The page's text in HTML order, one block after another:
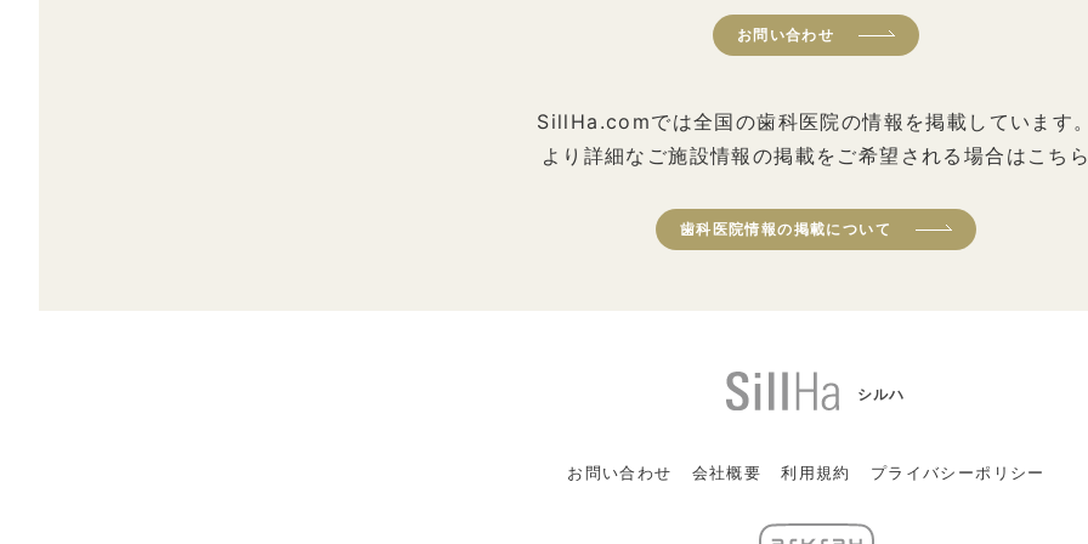
お問い合わせ
SillHa.comでは全国の歯科医院の情報を掲載しています
より詳細なご施設情報の掲載をご希望される場合はこち
歯科医院情報の掲載について
シルハ
お問い合わせ 会社概要 利用規約 プライバシーポリシー